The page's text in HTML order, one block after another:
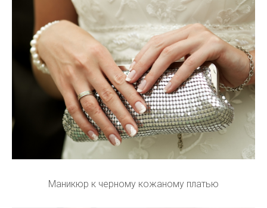
Маникюр к черному кожаному платью